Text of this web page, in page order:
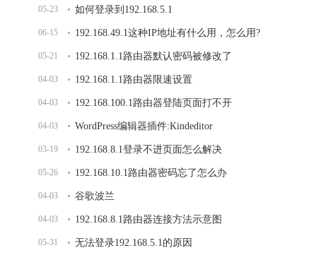
05-23 如何登录到192.168.5.1
06-15 192.168.49.1这种IP地址有什么用，怎么用?
05-21 192.168.1.1路由器默认密码被修改了
04-03 192.168.1.1路由器限速设置
04-03 192.168.100.1路由器登陆页面打不开
04-03 WordPress编辑器插件:Kindeditor
03-19 192.168.8.1登录不进页面怎么解决
05-26 192.168.10.1路由器密码忘了怎么办
04-03 谷歌波兰
04-03 192.168.8.1路由器连接方法示意图
05-31 无法登录192.168.5.1的原因